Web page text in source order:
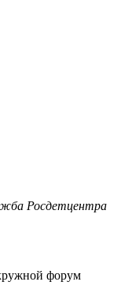
Росдетцентра
форум